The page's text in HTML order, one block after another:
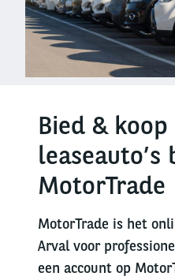
Bied & koop
leaseauto’s
MotorTrade
MotorTrade is het
Arval voor
een account op